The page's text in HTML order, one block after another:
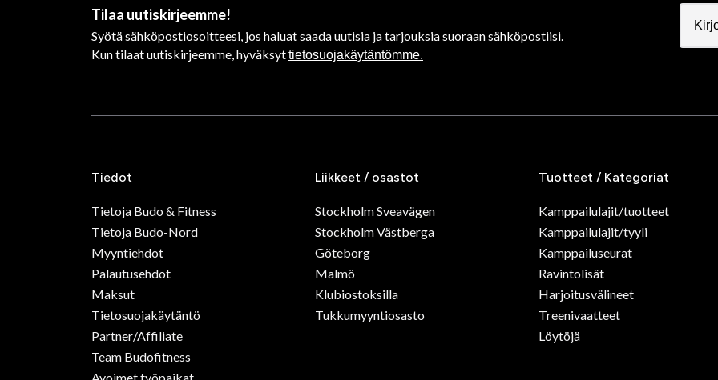
Tilaa uutiskirjeemme!
Syötä sähköpostiosoitteesi, jos haluat saada uutisia ja tarjouksia suoraan sähköpostiisi.
Kun tilaat uutiskirjeemme, hyväksyttietosuojakäytäntömme.
Tiedot
Tietoja Budo & Fitness
Tietoja Budo-Nord
Myyntiehdot
Palautusehdot
Maksut
Tietosuojakäytäntö
Partner/Affiliate
Team Budofitness
Avoimet työpaikat
Liikkeet / osastot
Stockholm Sveavägen
Stockholm Västberga
Göteborg
Malmö
Klubiostoksilla
Tukkumyyntiosasto
Tuotteet / Kategoriat
Kamppailulajit/tuotteet
Kamppailulajit/tyyli
Kamppailuseurat
Ravintolisät
Harjoitusvälineet
Treenivaatteet
Löytöjä